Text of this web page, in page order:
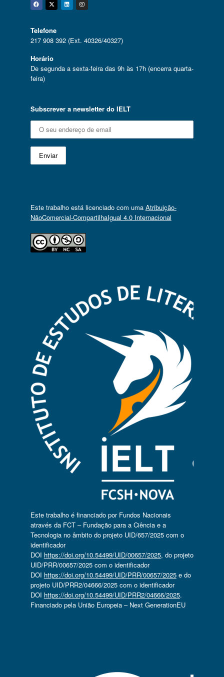
Facebook
Twitter
Linkedin
Instagram
Telefone
217 908 392 (Ext. 40326/40327)
Horário
De segunda a sexta-feira das 9h às 17h (encerra quarta-
feira)
Subscrever a newsletter do IELT
Este trabalho está licenciado com uma Atribuição-
NãoComercial-CompartilhaIgual 4.0 Internacional
Este trabalho é financiado por Fundos Nacionais
através da FCT – Fundação para a Ciência e a
Tecnologia no âmbito do projeto UID/657/2025 com o
identificador
DOI https://doi.org/10.54499/UID/00657/2025, do projeto
UID/PRR/00657/2025 com o identificador
DOI https://doi.org/10.54499/UID/PRR/00657/2025e do
projeto UID/PRR2/04666/2025 com o identificador
DOI https://doi.org/10.54499/UID/PRR2/04666/2025.
Financiado pela União Europeia – Next GenerationEU